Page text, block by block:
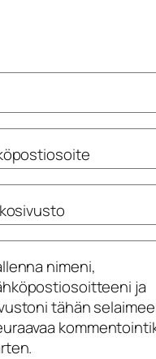
nimeni,
ja
tähän